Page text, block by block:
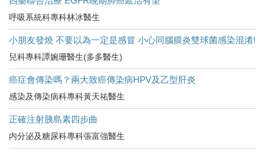
呼吸系統科專科林冰醫生
小朋友發燒 不要以為一定是感冒 小心同腦膜炎雙球菌感染混淆!
兒科專科譚婉珊醫生(多多醫生)
癌症會傳染嗎？兩大致癌傳染病HPV及乙型肝炎
感染及傳染病科專科黃天祐醫生
正確注射胰島素四步曲
内分泌及糖尿科專科張富強醫生